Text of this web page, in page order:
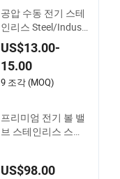
공압 수동 전기 스테
인리스 Steel/Indust
rial/Pressure/Float/
Water/Steam/Gas/
3 웨이/게이트 글로
브 체크 압력 릴리프
US$13.00-
15.00
9 조각 (MOQ)
프리미엄 전기 볼 밸
브 스테인리스 스틸
US$98.00